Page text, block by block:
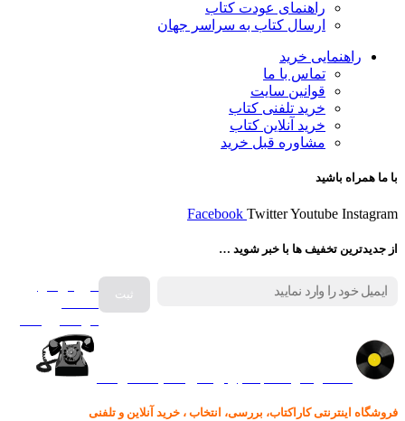
راهنمای عودت کتاب
ارسال کتاب به سراسر جهان
راهنمایی خرید
تماس با ما
قوانین سایت
خرید تلفنی کتاب
خرید آنلاین کتاب
مشاوره قبل خرید
با ما همراه باشید
Facebook TwitterYoutube Instagram
از جدیدترین تخفیف ها با خبر شوید …
فروش انواع
فروشگاه اینترنتی کاراکتاب، بررسی، انتخاب ، خرید آنلاین و تلفنی